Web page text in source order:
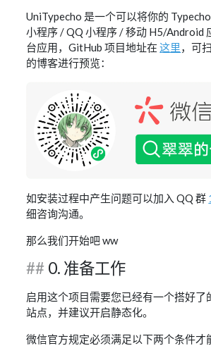
UniTypecho 是一个可以将你的
小程序 / QQ 小程序 / 移动 H5/Android
台应用，GitHub 项目地址在这里，可
的博客进行预览：
如安装过程中产生问题可以加入 QQ 群
细咨询沟通。
那么我们开始吧 ww
0. 准备工作
启用这个项目需要您已经有一个搭好了
站点，并建议开启静态化。
微信官方规定必须满足以下两个条件才